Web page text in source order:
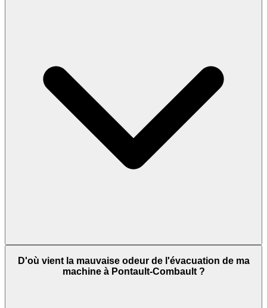
D'où vient la mauvaise odeur de l'évacuation de ma
machine à Pontault-Combault ?